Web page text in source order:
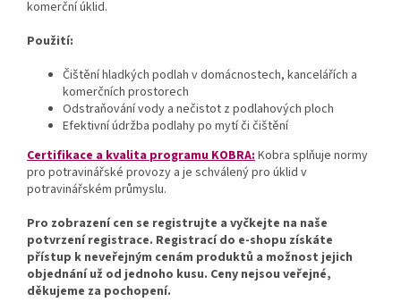
komerční úklid.
Použití:
Čištění hladkých podlah v domácnostech, kancelářích a
komerčních prostorech
Odstraňování vody a nečistot z podlahových ploch
Efektivní údržba podlahy po mytí či čištění
Certifikace a kvalita programu KOBRA:Kobra splňuje normy
pro potravinářské provozy a je schválený pro úklid v
potravinářském průmyslu.
Pro zobrazení cen se registrujte a vyčkejte na naše
potvrzení registrace. Registrací do e-shopu získáte
přístup k neveřejným cenám produktů a možnost jejich
objednání už od jednoho kusu. Ceny nejsou veřejné,
děkujeme za pochopení.